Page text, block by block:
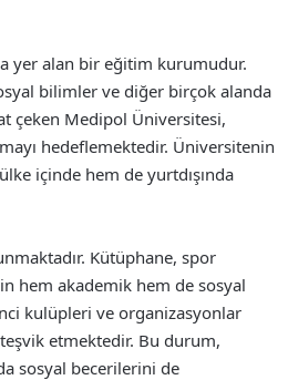
yer alan bir eğitim kurumudur.
bilimler ve diğer birçok alanda
çeken Medipol Üniversitesi,
hedeflemektedir. Üniversitenin
içinde hem de yurtdışında
Kütüphane, spor
hem akademik hem de sosyal
kulüpleri ve organizasyonlar
etmektedir. Bu durum,
sosyal becerilerini de